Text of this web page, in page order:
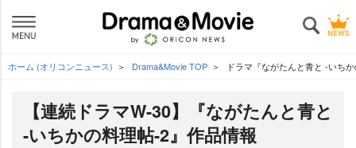
ホーム (オリコンニュース) Drama&Movie TOP ドラマ『ながたんと青と -いち
【連続ドラマW-30】『ながたんと青と
-いちかの料理帖-2』作品情報